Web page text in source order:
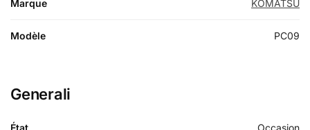
Marque KOMATSU
Modèle PC09
Generali
État Occasion